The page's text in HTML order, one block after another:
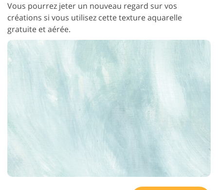
Vous pourrez jeter un nouveau regard sur vos
créations si vous utilisez cette texture aquarelle
gratuite et aérée.